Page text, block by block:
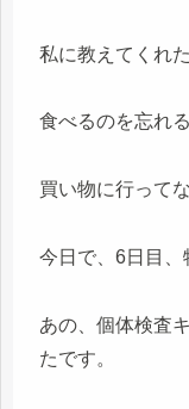
私に教えてくれ
食べるのを忘れ
買い物に行って
今日で、6日目、
あの、個体検査
たです。